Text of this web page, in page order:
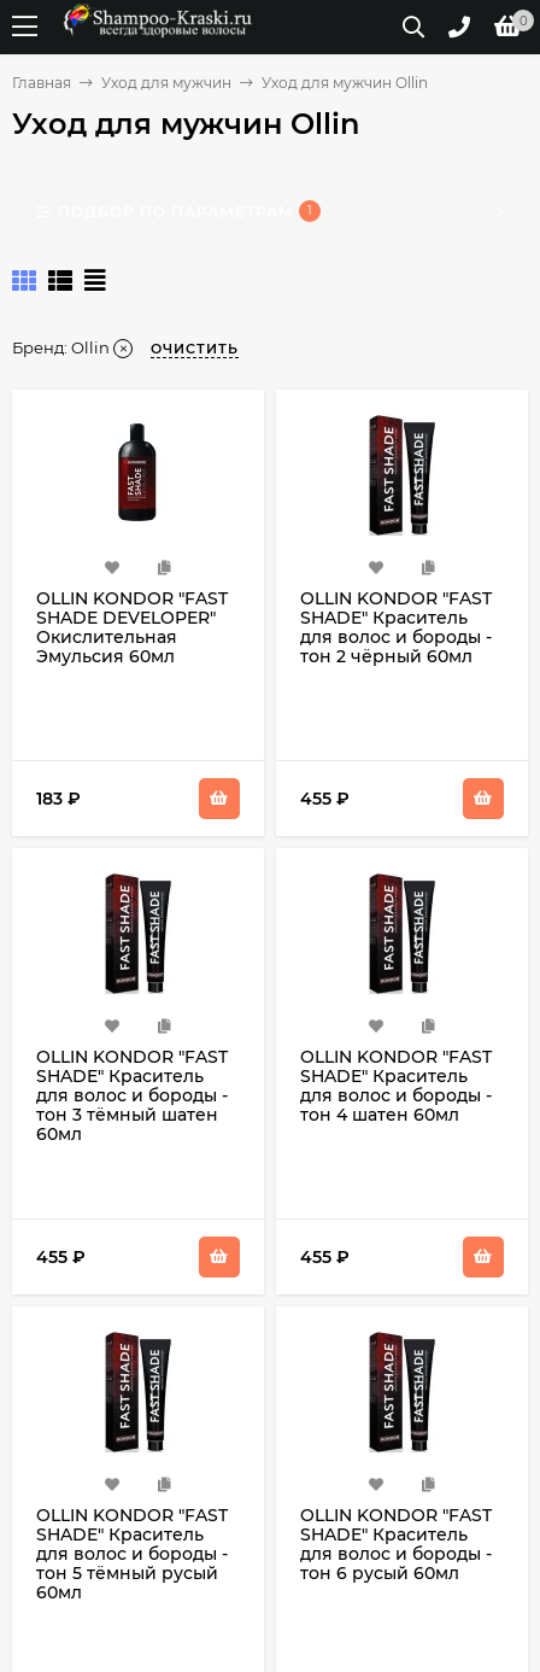
0
Главная Уход для мужчин Уход для мужчин Ollin
Уход для мужчин Ollin
1
Бренд: Ollin ОЧИСТИТЬ
OLLIN KONDOR "FAST
SHADE DEVELOPER"
Окислительная
Эмульсия 60мл
183 ₽
OLLIN KONDOR "FAST
SHADE" Краситель
для волос и бороды -
тон 2 чёрный 60мл
455 ₽
OLLIN KONDOR "FAST
SHADE" Краситель
для волос и бороды -
тон 3 тёмный шатен
60мл
455 ₽
OLLIN KONDOR "FAST
SHADE" Краситель
для волос и бороды -
тон 4 шатен 60мл
455 ₽
OLLIN KONDOR "FAST
SHADE" Краситель
для волос и бороды -
тон 5 тёмный русый
60мл
OLLIN KONDOR "FAST
SHADE" Краситель
для волос и бороды -
тон 6 русый 60мл